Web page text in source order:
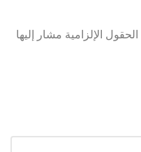
الحقول الإلزامية مشار إليها